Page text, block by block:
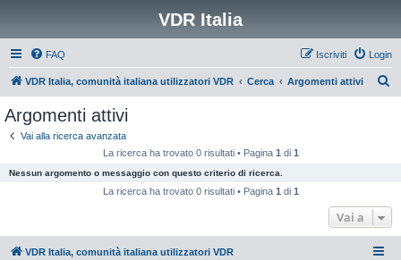
VDR Italia
FAQ Login
Iscriviti
VDR Italia, comunità italiana utilizzatori VDR Cerca Argomenti attivi
Argomenti attivi
Vai alla ricerca avanzata
La ricerca ha trovato 0 risultati • Pagina 1 di 1
Nessun argomento o messaggio con questo criterio di ricerca.
La ricerca ha trovato 0 risultati • Pagina 1 di 1
Vai a
VDR Italia, comunità italiana utilizzatori VDR